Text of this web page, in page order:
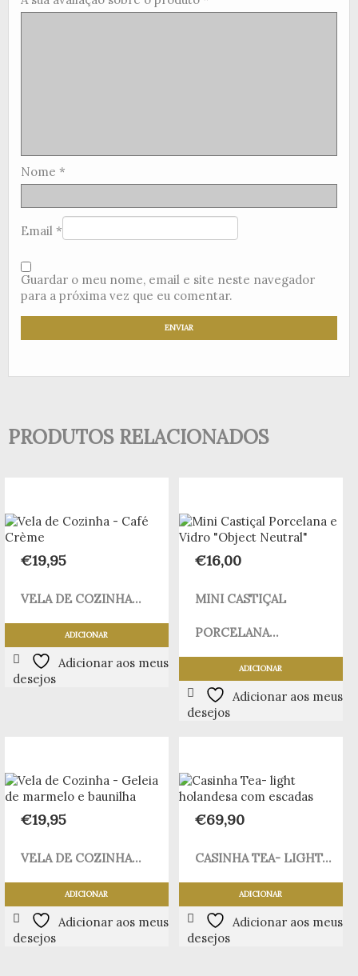
Nome *
Email *
Guardar o meu nome, email e site neste navegador
para a próxima vez que eu comentar.
PRODUTOS RELACIONADOS
€19,95
VELA DE COZINHA...
ADICIONAR
Adicionar aos meus
desejos
€16,00
MINI CASTIÇAL
PORCELANA...
ADICIONAR
Adicionar aos meus
desejos
€19,95
VELA DE COZINHA...
ADICIONAR
Adicionar aos meus
desejos
€69,90
CASINHA TEA- LIGHT...
ADICIONAR
Adicionar aos meus
desejos